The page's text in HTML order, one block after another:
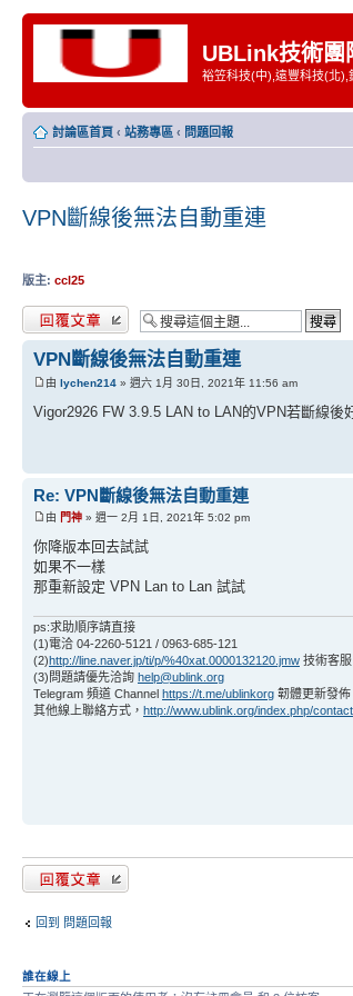
UBLink技術團
裕笠科技(中),遠豐科技(北),
討論區首頁 ‹ 站務專區 ‹ 問題回報
VPN斷線後無法自動重連
版主: ccl25
發表回覆
VPN斷線後無法自動重連
由 lychen214 » 週六 1月 30日, 2021年 11:56 am
Vigor2926 FW 3.9.5 LAN to LAN的VPN若斷線
Re: VPN斷線後無法自動重連
由 門神 » 週一 2月 1日, 2021年 5:02 pm
你降版本回去試試
如果不一樣
那重新設定 VPN Lan to Lan 試試
ps:求助順序請直接
(1)電洽 04-2260-5121 / 0963-685-121
(2)http://line.naver.jp/ti/p/%40xat.0000132120.jmw 技術客
(3)問題請優先洽詢 help@ublink.org
Telegram 頻道 Channel https://t.me/ublinkorg 韌體更新發佈
其他線上聯絡方式， http://www.ublink.org/index.php/contact
發表回覆
回到 問題回報
誰在線上